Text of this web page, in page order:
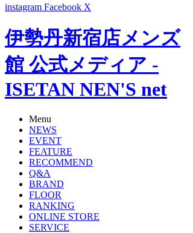
instagram Facebook X
伊勢丹新宿店メンズ
館 公式メディア -
ISETAN NEN'S net
Menu
NEWS
EVENT
FEATURE
RECOMMEND
Q&A
BRAND
FLOOR
RANKING
ONLINE STORE
SERVICE